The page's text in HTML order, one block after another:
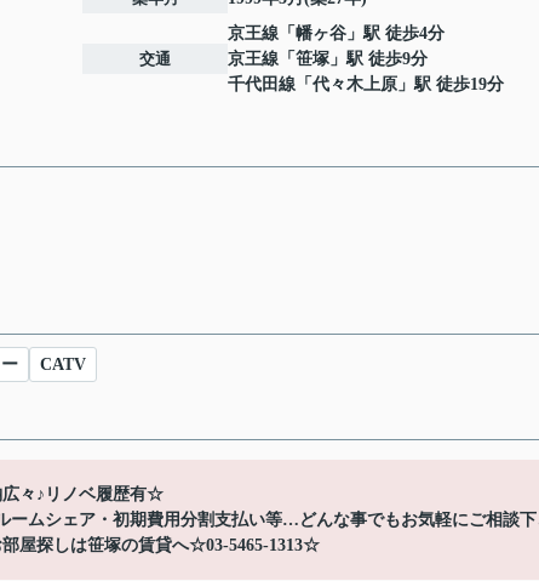
交通
京王線 「 幡ヶ谷 」駅 徒歩4分
京王線 「 笹塚 」駅 徒歩9分
千代田線 「 代々木上原 」駅 徒歩19分
CATV
広々♪リノベ履歴有☆
ムシェア・初期費用分割支払い等…どんな事でもお気軽にご相談
屋探しは笹塚の賃貸へ☆03-5465-1313☆